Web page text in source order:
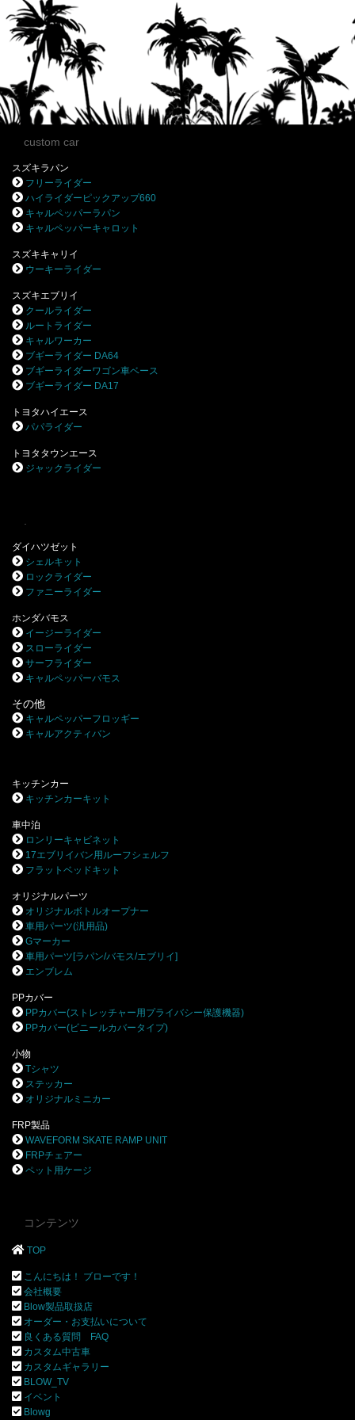
custom car
スズキラパン
フリーライダー
ハイライダーピックアップ660
キャルペッパーラパン
キャルペッパーキャロット
スズキキャリイ
ウーキーライダー
スズキエブリイ
クールライダー
ルートライダー
キャルワーカー
ブギーライダー DA64
ブギーライダーワゴン車ベース
ブギーライダー DA17
トヨタハイエース
パパライダー
トヨタタウンエース
ジャックライダー
ダイハツゼット
シェルキット
ロックライダー
ファニーライダー
ホンダバモス
イージーライダー
スローライダー
サーフライダー
キャルペッパーバモス
その他
キャルペッパーフロッギー
キャルアクティバン
キッチンカー
キッチンカーキット
車中泊
ロンリーキャビネット
17エブリイバン用ルーフシェルフ
フラットベッドキット
オリジナルパーツ
オリジナルボトルオープナー
車用パーツ(汎用品)
Gマーカー
車用パーツ[ラパン/バモス/エブリイ]
エンブレム
PPカバー
PPカバー(ストレッチャー用プライバシー保護機器)
PPカバー(ビニールカバータイプ)
小物
Tシャツ
ステッカー
オリジナルミニカー
FRP製品
WAVEFORM SKATE RAMP UNIT
FRPチェアー
ペット用ケージ
コンテンツ
TOP
こんにちは！ ブローです！
会社概要
Blow製品取扱店
オーダー・お支払いについて
良くある質問 FAQ
カスタム中古車
カスタムギャラリー
BLOW_TV
イベント
Blowg